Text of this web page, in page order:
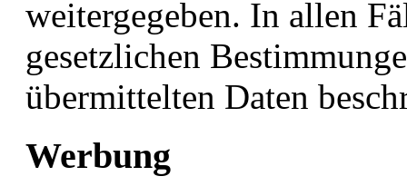
weitergegeben. In allen
gesetzlichen
übermittelten Daten
Werbung